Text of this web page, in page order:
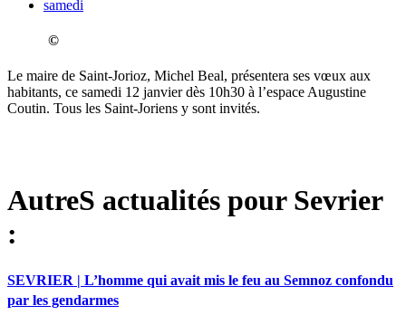
©
Le maire de Saint-Jorioz, Michel Beal, présentera ses vœux aux
habitants, ce samedi 12 janvier dès 10h30 à l’espace Augustine
Coutin. Tous les Saint-Joriens y sont invités.
AutreS actualités pour Sevrier
:
SEVRIER | L’homme qui avait mis le feu au Semnoz confondu
par les gendarmes